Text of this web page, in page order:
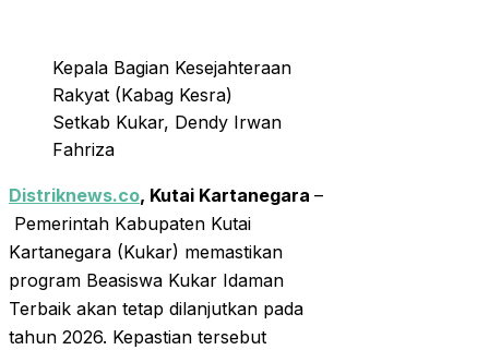
Kepala Bagian Kesejahteraan
Rakyat (Kabag Kesra)
Setkab Kukar, Dendy Irwan
Fahriza
Distriknews.co, Kutai Kartanegara –
Pemerintah Kabupaten Kutai
Kartanegara (Kukar) memastikan
program Beasiswa Kukar Idaman
Terbaik akan tetap dilanjutkan pada
tahun 2026. Kepastian tersebut